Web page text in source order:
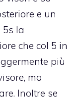
e un
5s la
che col 5 in
più
ma
Inoltre se